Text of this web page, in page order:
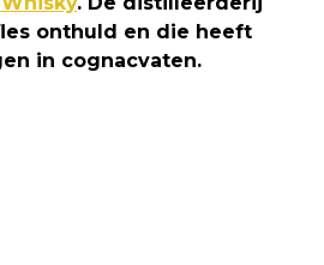
onthuld en die heeft
in cognacvaten.